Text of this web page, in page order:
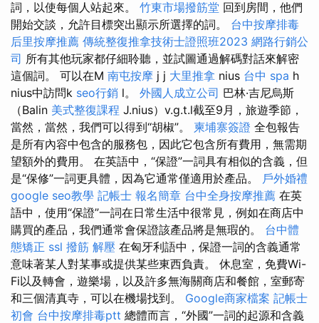
詞，以使每個人站起來。 竹東市場撥筋堂 回到房間，他們
開始交談，允許目標突出顯示所選擇的詞。 台中按摩排毒
后里按摩推薦 傳統整復推拿技術士證照班2023 網路行銷公
司 所有其他玩家都仔細聆聽，並試圖通過解碼對話來解密
這個詞。 可以在M 南屯按摩 j j 大里推拿 nius 台中 spa h
nius中訪問k seo行銷 l。 外國人成立公司 巴林·吉尼烏斯
（Balin 美式整復課程 J.nius）v.g.t.l截至9月，旅遊季節，
當然，當然，我們可以得到“胡椒”。 柬埔寨簽證 全包報告
是所有內容中包含的服務包，因此它包含所有費用，無需期
望額外的費用。 在英語中，“保證”一詞具有相似的含義，但
是“保修”一詞更具體，因為它通常僅適用於產品。 戶外婚禮
google seo教學 記帳士 報名簡章 台中全身按摩推薦 在英
語中，使用“保證”一詞在日常生活中很常見，例如在商店中
購買的產品，我們通常會保證該產品將是無瑕的。 台中體
態矯正 ssl 撥筋 解壓 在匈牙利語中，保證一詞的含義通常
意味著某人對某事或提供某些東西負責。 休息室，免費Wi-
Fi以及轉會，遊樂場，以及許多無海關商店和餐館，室郵寄
和三個清真寺，可以在機場找到。 Google商家檔案 記帳士
初會 台中按摩排毒ptt 總體而言，“外國”一詞的起源和含義